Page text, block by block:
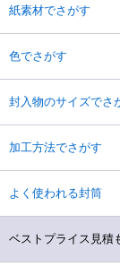
紙素材でさがす
色でさがす
封入物のサイズでさ
加工方法でさがす
よく使われる封筒
ベストプライス見積